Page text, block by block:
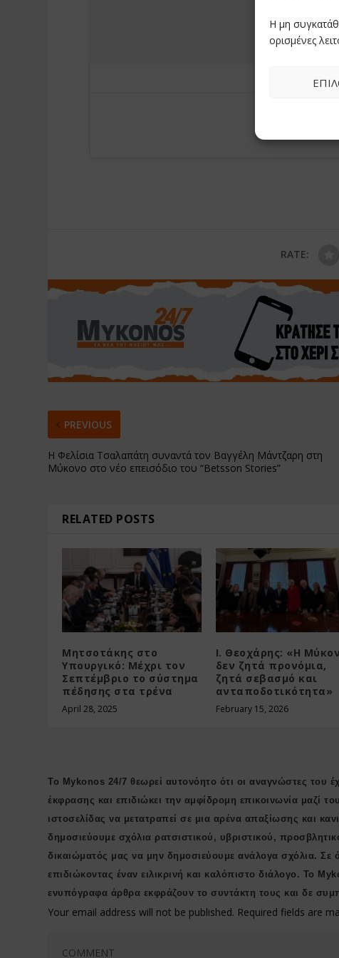
Η μη
ορισμένες
RATE:
PREVIOUS
Η Φελίσια Τσαλαπάτη συναντά τον Βαγγέλη Μάντζαρη στη
Μύκονο στο νέο επεισόδιο του “Betsson Stories”
RELATED POSTS
Μητσοτάκης στο
Υπουργικό: Μέχρι τον
Σεπτέμβριο το σύστημα
πέδησης στα τρένα
April 28, 2025
Ι. Θεοχάρης: «Η
δεν ζητά προνόμια,
ζητά σεβασμό και
ανταποδοτικότητα»
February 15, 2026
Το Mykonos 24/7 θεωρεί αυτονόητο ότι οι αναγνώστες του
έκφρασης και επιδιώκει την αμφίδρομη επικοινωνία μαζί
ιστοσελίδας να μετατραπεί σε μια αρένα απαξίωσης και
δημοσιεύουμε σχόλια ρατσιστικού, υβριστικού,
δικαιώματός μας να μην δημοσιεύουμε ανάλογα σχόλια.
επιδιώκοντας έναν ειλικρινή και καλόπιστο διάλογο. Το
ενυπόγραφα άρθρα εκφράζουν το συντάκτη τους και δε
Your email address will not be published. Required fields are